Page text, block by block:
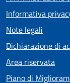
Informativa
Note legali
Dichiarazione di
Area riservata
Piano di